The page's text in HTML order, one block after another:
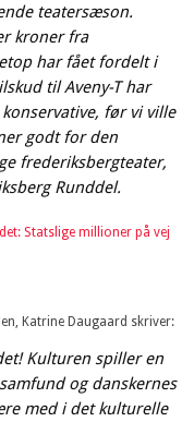
teatersæson.
kroner fra
har fået fordelt i
til Aveny-T har
før vi ville
godt for den
frederiksbergteater,
Runddel.
Statslige millioner på vej
Katrine Daugaard skriver:
Kulturen spiller en
og danskernes
med i det kulturelle